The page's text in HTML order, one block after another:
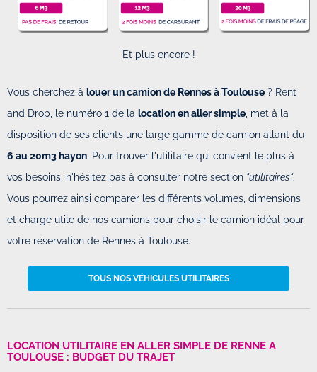
Et plus encore !
Vous cherchez à louer un camion de Rennes à Toulouse ? Rent
and Drop, le numéro 1 de la location en aller simple, met à la
disposition de ses clients une large gamme de camion allant du
6 au 20m3 hayon. Pour trouver l'utilitaire qui convient le plus à
vos besoins, n'hésitez pas à consulter notre section "utilitaires".
Vous pourrez ainsi comparer les différents volumes, dimensions
et charge utile de nos camions pour choisir le camion idéal pour
votre réservation de Rennes à Toulouse.
TOUS NOS VÉHICULES UTILITAIRES
LOCATION UTILITAIRE EN ALLER SIMPLE DE RENNE A
TOULOUSE : BUDGET DU TRAJET